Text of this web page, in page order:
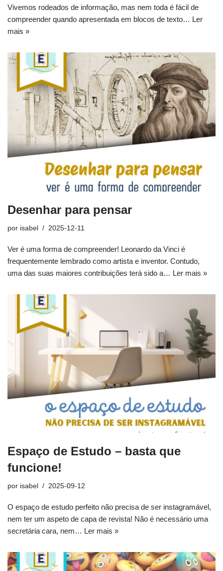
Vivemos rodeados de informação, mas nem toda é fácil de
compreender quando apresentada em blocos de texto… Ler
mais »
Desenhar para pensar
por isabel 2025-12-11
Ver é uma forma de compreender! Leonardo da Vinci é
frequentemente lembrado como artista e inventor. Contudo,
uma das suas maiores contribuições terá sido a… Ler mais »
Espaço de Estudo – basta que
funcione!
por isabel 2025-09-12
O espaço de estudo perfeito não precisa de ser instagramável,
nem ter um aspeto de capa de revista! Não é necessário uma
secretária cara, nem… Ler mais »